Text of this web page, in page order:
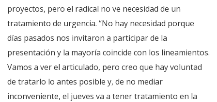
proyectos, pero el radical no ve necesidad de un
tratamiento de urgencia. “No hay necesidad porque
días pasados nos invitaron a participar de la
presentación y la mayoría coincide con los lineamientos.
Vamos a ver el articulado, pero creo que hay voluntad
de tratarlo lo antes posible y, de no mediar
inconveniente, el jueves va a tener tratamiento en la